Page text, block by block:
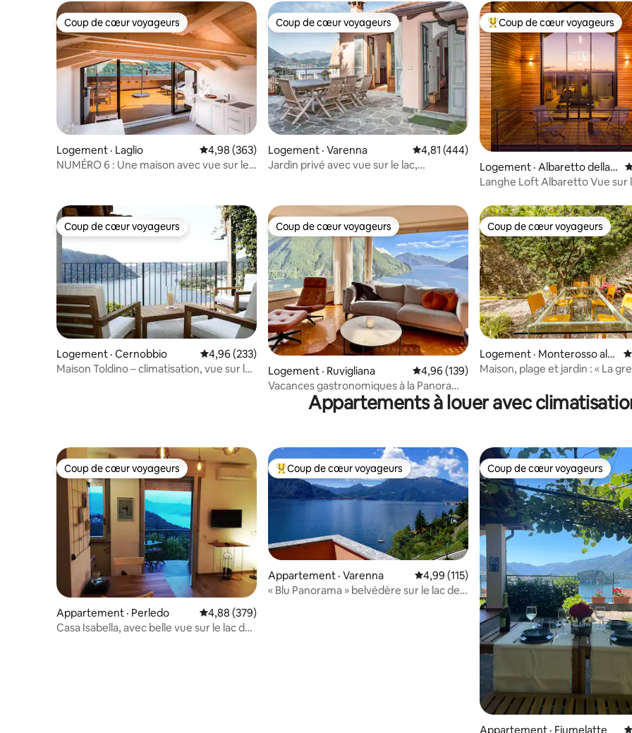
Coup de cœur voyageurs
Coup de cœur voyageurs
Logement · Laglio Note moyenne de 4,98 sur 5, 363 commentaires
4,98 (363)
NUMÉRO 6 : Une maison avec vue sur le
Coup de cœur voyageurs
Coup de cœur voyageurs
Logement · Varenna Note moyenne de 4,81 sur 5, 444
4,81 (444)
Jardin privé avec vue sur le lac,
Coup de cœur voyageurs
Coup de cœur voyageurs
Logement · Albaretto della T
orre
Langhe Loft Albaretto Vue sur
Coup de cœur voyageurs
Coup de cœur voyageurs
Logement · Cernobbio Note moyenne de 4,96 sur 5, 233 commentaires
4,96 (233)
Maison Toldino – climatisation, vue sur le
Coup de cœur voyageurs
Coup de cœur voyageurs
Logement · Ruvigliana Note moyenne de 4,96 sur 5, 139
4,96 (139)
Vacances gastronomiques à la Panorama
House de Lugano
Coup de cœur voyageurs
Coup de cœur voyageurs
Logement · Monterosso al
Mare
Maison, plage et jardin : « La
Appartements à louer avec
Coup de cœur voyageurs
Coup de cœur voyageurs
Appartement · Perledo Note moyenne de 4,88 sur 5, 379 commentaires
4,88 (379)
Casa Isabella, avec belle vue sur le lac de
Coup de cœur voyageurs parmi les plus aimés
Coup de cœur voyageurs
Appartement · Varenna Note moyenne de 4,99 sur 5, 115
4,99 (115)
« Blu Panorama » belvédère sur le lac de
Coup de cœur voyageurs
Coup de cœur voyageurs
Appartement · Fiumelatte